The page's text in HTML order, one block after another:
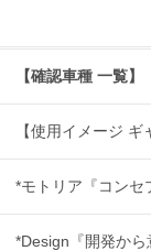
【確認車種 一覧】
【使用イメージ ギ
*モトリア『コンセ
*Design『開発から